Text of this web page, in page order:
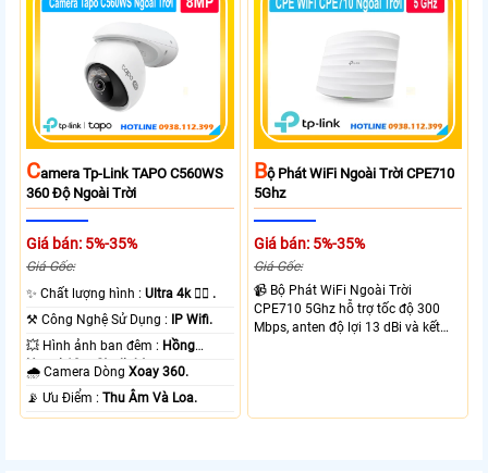
CAmera Tp-Link TAPO C560WS
360 Độ Ngoài Trời
Giá bán: 5%-35%
Giá Gốc:
✨ Chất lượng hình :Ultra 4k 👍🏾 .
⚒ Công Nghệ Sử Dụng :
IP Wifi.
💥 Hình ảnh ban đêm : Hồng
Ngoại 10m Starlight.
🌧️ Camera DòngXoay 360.
️📡 Ưu Điểm :Thu Âm Và Loa.
BỘ Phát WiFi Ngoài Trời CPE710
5Ghz
Giá bán: 5%-35%
Giá Gốc:
📹 Bộ Phát WiFi Ngoài Trời
CPE710 5Ghz hỗ trợ tốc độ 300
Mbps, anten độ lợi 13 dBi và kết
quản lý tập trung và phân tích